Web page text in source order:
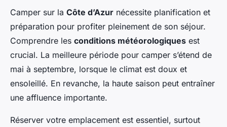
Camper sur la Côte d’Azur nécessite planification et
préparation pour profiter pleinement de son séjour.
Comprendre les conditions météorologiques est
crucial. La meilleure période pour camper s’étend de
mai à septembre, lorsque le climat est doux et
ensoleillé. En revanche, la haute saison peut entraîner
une affluence importante.
Réserver votre emplacement est essentiel, surtout